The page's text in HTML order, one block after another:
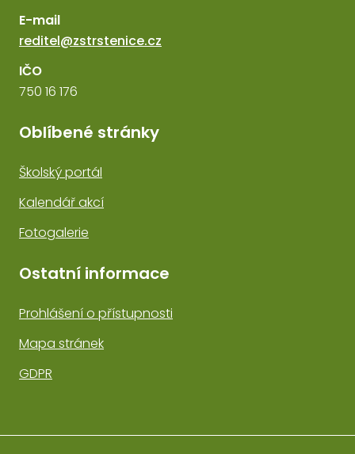
E-mail
reditel@zstrstenice.cz
IČO
750 16 176
Oblíbené stránky
Školský portál
Kalendář akcí
Fotogalerie
Ostatní informace
Prohlášení o přístupnosti
Mapa stránek
GDPR